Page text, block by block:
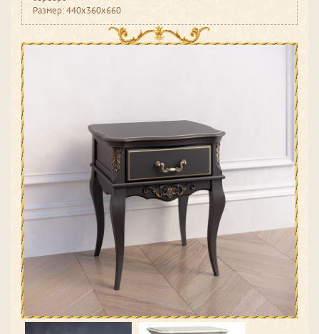
Размер: 440x360x660